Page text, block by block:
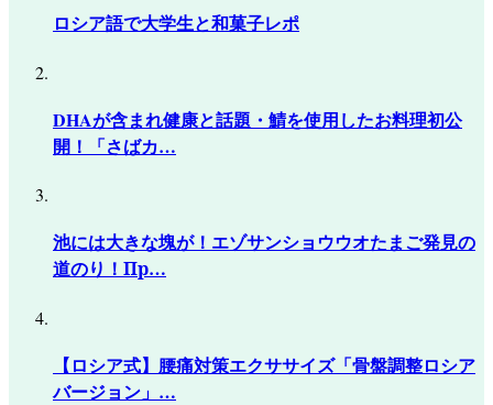
ロシア語で大学生と和菓子レポ
DHAが含まれ健康と話題・鯖を使用したお料理初公
開！「さばカ…
池には大きな塊が！エゾサンショウウオたまご発見の
道のり！Пр…
【ロシア式】腰痛対策エクササイズ「骨盤調整ロシア
バージョン」…